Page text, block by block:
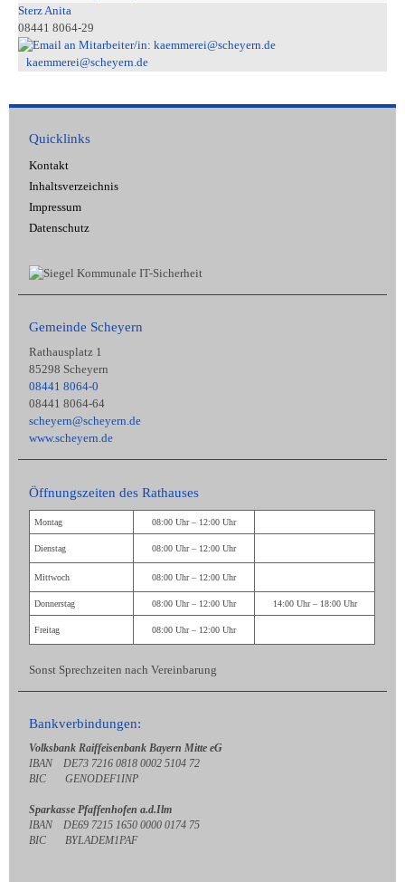
Sterz Anita
08441 8064-29
kaemmerei@scheyern.de
Quicklinks
Kontakt
Inhaltsverzeichnis
Impressum
Datenschutz
Gemeinde Scheyern
Rathausplatz 1
85298 Scheyern
08441 8064-0
08441 8064-64
scheyern@scheyern.de
www.scheyern.de
Öffnungszeiten des Rathauses
Montag 08:00 Uhr – 12:00 Uhr
Dienstag 08:00 Uhr – 12:00 Uhr
Mittwoch 08:00 Uhr – 12:00 Uhr
Donnerstag 08:00 Uhr – 12:00 Uhr 14:00 Uhr – 18:00 Uhr
Freitag 08:00 Uhr – 12:00 Uhr
Sonst Sprechzeiten nach Vereinbarung
Bankverbindungen:
Volksbank Raiffeisenbank Bayern Mitte eG
IBAN DE73 7216 0818 0002 5104 72
BIC GENODEF1INP
Sparkasse Pfaffenhofen a.d.Ilm
IBAN DE69 7215 1650 0000 0174 75
BIC BYLADEM1PAF